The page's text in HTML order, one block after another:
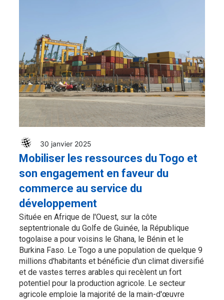
30 janvier 2025
Mobiliser les ressources du Togo et
son engagement en faveur du
commerce au service du
développement
Située en Afrique de l'Ouest, sur la côte
septentrionale du Golfe de Guinée, la République
togolaise a pour voisins le Ghana, le Bénin et le
Burkina Faso. Le Togo a une population de quelque 9
millions d'habitants et bénéficie d'un climat diversifié
et de vastes terres arables qui recèlent un fort
potentiel pour la production agricole. Le secteur
agricole emploie la majorité de la main-d'œuvre